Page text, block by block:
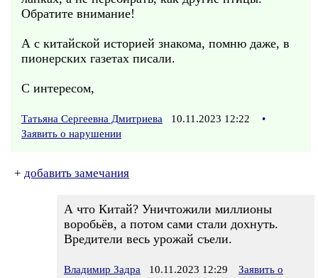
Обратите внимание!
А с китайской историей знакома, помню даже, в
пионерских газетах писали.
С интересом,
Татьяна Сергеевна Дмитриева 10.11.2023 12:22
•
Заявить о нарушении
+ добавить замечания
А что Китай? Уничтожили миллионы
воробьёв, а потом сами стали дохнуть.
Вредители весь урожай съели.
Владимир Задра 10.11.2023 12:29
Заявить о